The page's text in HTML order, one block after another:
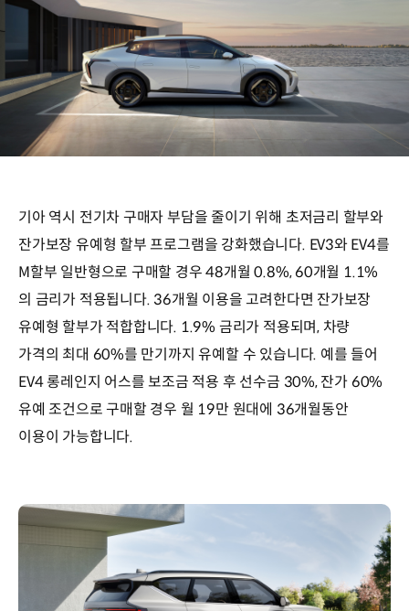
기아 역시 전기차 구매자 부담을 줄이기 위해 초저금리 할부와
잔가보장 유예형 할부 프로그램을 강화했습니다. EV3와 EV4를
M할부 일반형으로 구매할 경우 48개월 0.8%, 60개월 1.1%
의 금리가 적용됩니다. 36개월 이용을 고려한다면 잔가보장
유예형 할부가 적합합니다. 1.9% 금리가 적용되며, 차량
가격의 최대 60%를 만기까지 유예할 수 있습니다. 예를 들어
EV4 롱레인지 어스를 보조금 적용 후 선수금 30%, 잔가 60%
유예 조건으로 구매할 경우 월 19만 원대에 36개월동안
이용이 가능합니다.